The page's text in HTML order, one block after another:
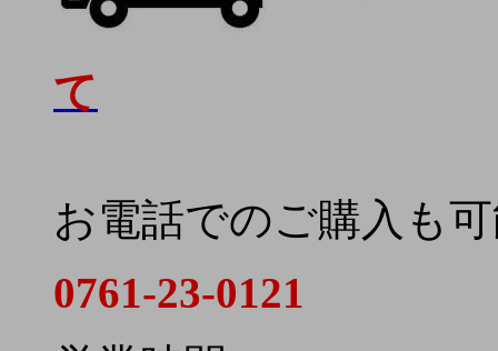
て
お電話でのご購入も
0761-23-0121